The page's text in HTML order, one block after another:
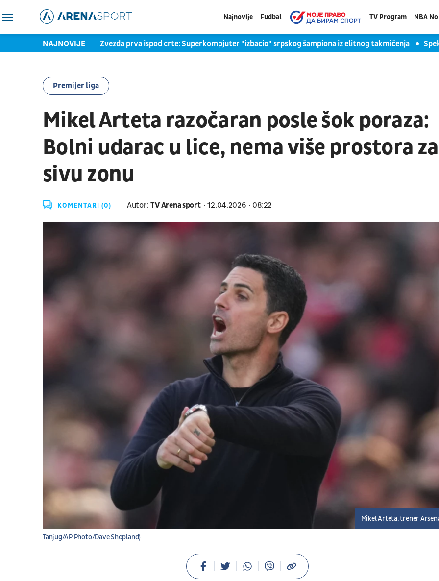
Najnovije Fudbal TV Program NBA
NAJNOVIJE
Verhovena i Nganua Zvezda prva ispod crte: Superkompjuter "izbacio" srpskog šampiona iz elitnog takmičenja
Premijer liga
Mikel Arteta razočaran posle šok poraza:
Bolni udarac u lice, nema više prostora za
sivu zonu
KOMENTARI (0) Autor: TV Arena sport 12.04.2026 08:22
Tanjug/AP Photo/Dave Shopland)
Mikel Arteta, trener